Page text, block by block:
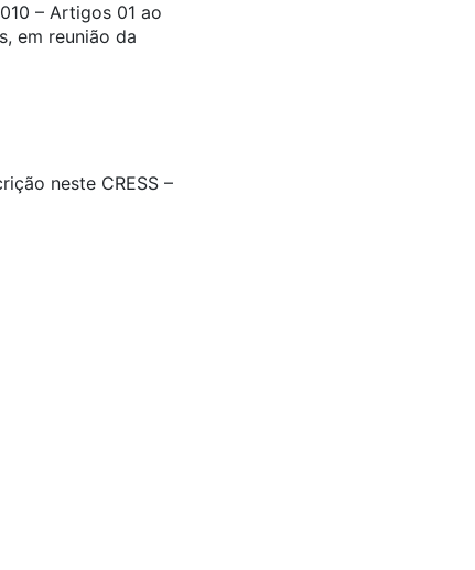
– Artigos 01 ao
em reunião da
neste CRESS –